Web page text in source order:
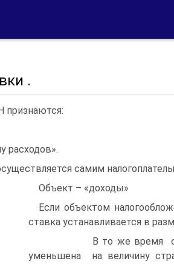
.
признаются:
расходов».
самим
Объект – «доходы»
Если объектом
ставка устанавливается в
В то же время сумма
уменьшена на величину